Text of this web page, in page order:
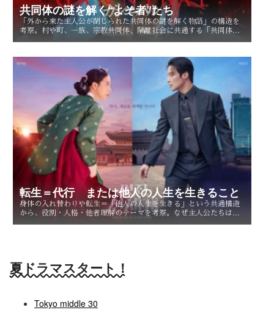
共同体の謎を解く“よそ者”たち
「外から来た主人公が閉じられた共同体の謎を解く物語」の構造を
考察。村や町、一族、宗教共同体、隔離社会に共通する「共同体の
転生＝代行 または他人の人生を生きること
身体の入れ替わりや転生＝「他人の人生を生きる」という共通構造
から、役割・人格・他者理解のテーマを考察。なぜ主人公たちは他
夏ドラマスタート！
Tokyo middle 30